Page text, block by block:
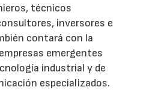
técnicos
inversores e
contará con la
emergentes
industrial y de
especializados.